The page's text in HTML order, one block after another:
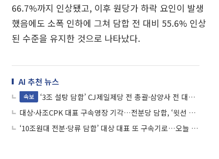
66.7%까지 인상됐고, 이후 원당가 하락 요인이 발생
했음에도 소폭 인하에 그쳐 담합 전 대비 55.6% 인상
된 수준을 유지한 것으로 나타났다.
AI 추천 뉴스
속보
‘3조 설탕 담합’ CJ제일제당 전 총괄·삼양사 전 대표 모두 집행유예
대상·사조CPK 대표 구속영장 기각…전분당 담합, ‘윗선 입증’ 과제
‘10조원대 전분·당류 담합’ 대상 대표 또 구속기로…오늘 영장심사